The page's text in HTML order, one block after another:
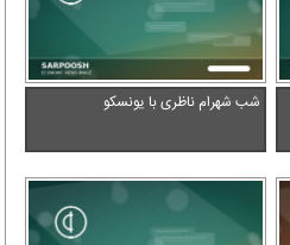
شب شهرام ناظری با یونسکو